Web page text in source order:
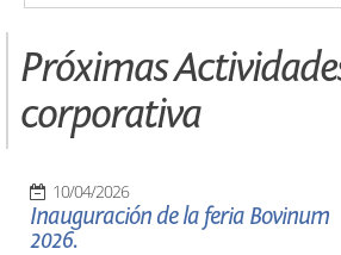
Próximas
corporativa
10/04/2026
Inauguración de la feria Bovinum
2026.